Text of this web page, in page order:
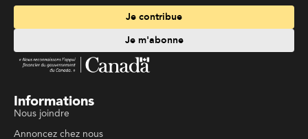
Je contribue
Je m'abonne
Informations
Nous joindre
Annoncez chez nous